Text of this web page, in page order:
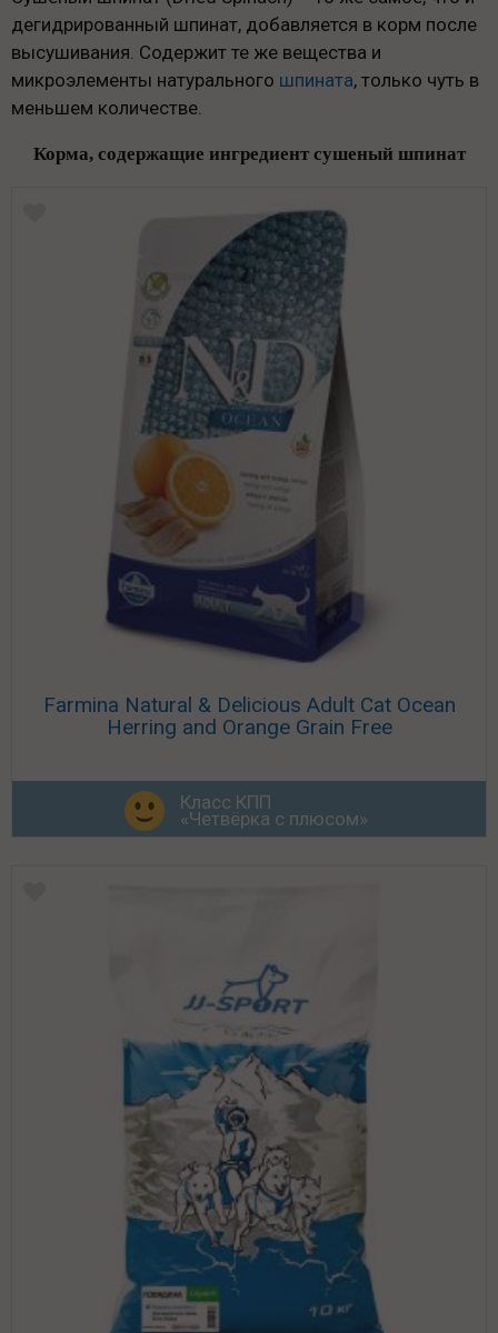
дегидрированный шпинат, добавляется в корм после
высушивания. Содержит те же вещества и
микроэлементы натурального шпината, только чуть в
меньшем количестве.
Корма, содержащие ингредиент сушеный шпинат
Farmina Natural & Delicious Adult Cat Ocean
Herring and Orange Grain Free
Класс КПП
«Четвёрка с плюсом»